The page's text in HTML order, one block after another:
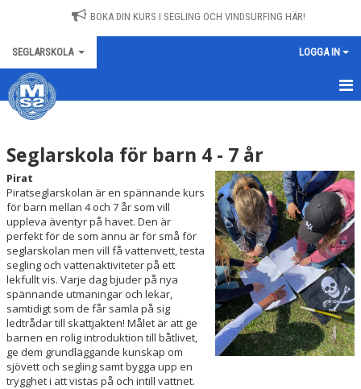
BOKA DIN KURS I SEGLING OCH VINDSURFING HÄR!
SEGLARSKOLA LOGGA IN
SEGLARSKOLAN
KURSER 4 - 7 ÅR
KURSER 8 - 12 ÅR
KURSER 13 - 17 ÅR
VUXENKURSER
FAMILJESEGLING
VINDSURFINGKURSER
COURSES IN ENGLISH
Seglarskola för barn 4 - 7 år
Pirat
Piratseglarskolan är en spännande kurs
för barn mellan 4 och 7 år som vill
uppleva äventyr på havet. Den är
perfekt för de som ännu är för små för
seglarskolan men vill få vattenvett, testa
segling och vattenaktiviteter på ett
lekfullt vis. Varje dag bjuder på nya
spännande utmaningar och lekar,
samtidigt som de får samla på sig
ledtrådar till skattjakten! Målet är att ge
barnen en rolig introduktion till båtlivet,
ge dem grundläggande kunskap om
sjövett och segling samt bygga upp en
trygghet i att vistas på och intill vattnet.